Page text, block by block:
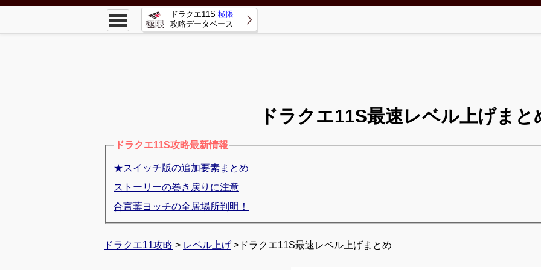
ドラクエ11S 極限
攻略データベース
ドラクエ11S最速レベル上げまと
ドラクエ11S攻略最新情報
★スイッチ版の追加要素まとめ
ストーリーの巻き戻りに注意
合言葉ヨッチの全居場所判明！
ドラクエ11攻略 > レベル上げ >ドラクエ11S最速レベル上げまとめ